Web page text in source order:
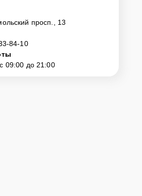
привезти устройство на
этого нужно позвонить по телефону
заявку, согласовать удобное время и
ул. Комсомольский просп., 13.
просп., 13
84-10
09:00 до 21:00